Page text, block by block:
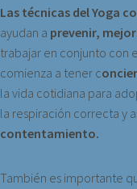
Las técnicas del Yoga
ayudan a prevenir,
trabajar en conjunto con
comienza a tener c
la vida cotidiana para
la respiración correcta y
contentamiento.
También es importante